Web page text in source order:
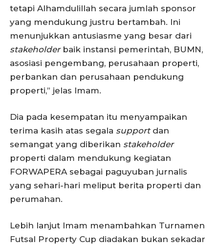
tetapi Alhamdulillah secara jumlah sponsor
yang mendukung justru bertambah. Ini
menunjukkan antusiasme yang besar dari
stakeholderbaik instansi pemerintah, BUMN,
asosiasi pengembang, perusahaan properti,
perbankan dan perusahaan pendukung
properti,” jelas Imam.
Dia pada kesempatan itu menyampaikan
terima kasih atas segala support dan
semangat yang diberikan stakeholder
properti dalam mendukung kegiatan
FORWAPERA sebagai paguyuban jurnalis
yang sehari-hari meliput berita properti dan
perumahan.
Lebih lanjut Imam menambahkan Turnamen
Futsal Property Cup diadakan bukan sekadar